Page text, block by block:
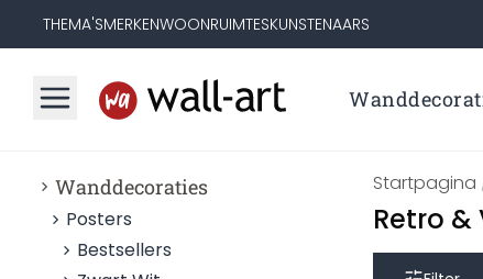
THEMA'SMERKENWOONRUIMTESKUNSTENAARS
Wanddecoraties
Posters
Bestsellers
Startpagina
Retro